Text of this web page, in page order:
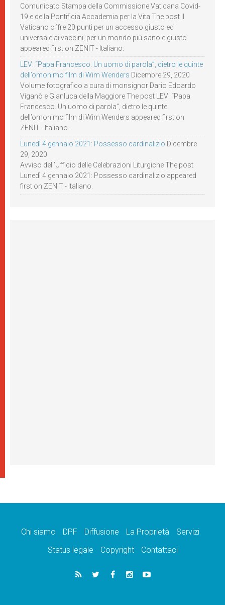
Comunicato Stampa della Commissione Vaticana Covid-
19 e della Pontificia Accademia per la Vita The post Il
Vaticano offre 20 punti per un accesso giusto ed
universale ai vaccini, per un mondo più sano e giusto
appeared first on ZENIT - Italiano.
LEV: “Papa Francesco. Un uomo di parola”, dietro le quinte
dell’omonimo film di Wim Wenders Dicembre 29, 2020
Volume fotografico a cura di monsignor Dario Edoardo
Viganò e Gianluca della Maggiore The post LEV: “Papa
Francesco. Un uomo di parola”, dietro le quinte
dell’omonimo film di Wim Wenders appeared first on
ZENIT - Italiano.
Lunedì 4 gennaio 2021: Possesso cardinalizio Dicembre
29, 2020
Avviso dell’Ufficio delle Celebrazioni Liturgiche The post
Lunedì 4 gennaio 2021: Possesso cardinalizio appeared
first on ZENIT - Italiano.
Chi siamo DPF Diffusione La Proprietà
Servizi
Status legale
Copyright Contattaci